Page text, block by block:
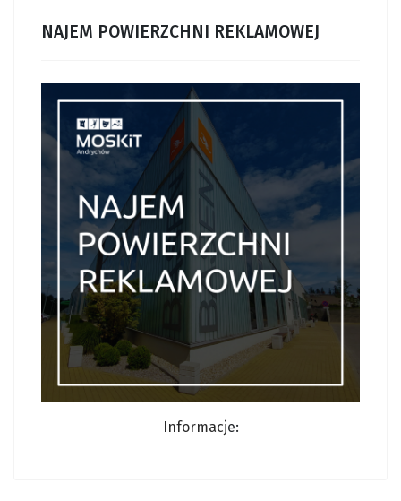
NAJEM POWIERZCHNI REKLAMOWEJ
Informacje: